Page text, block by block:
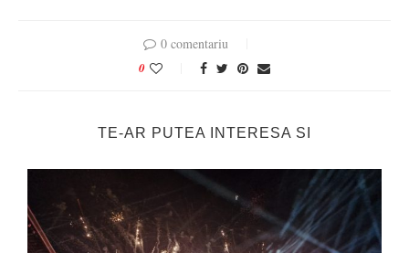
0 comentariu
0
TE-AR PUTEA INTERESA SI